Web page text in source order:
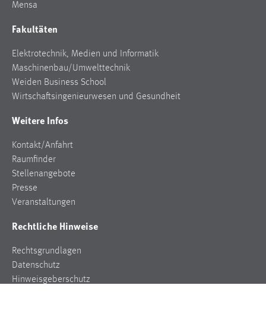
Mensa
Fakultäten
Elektrotechnik, Medien und Informatik
Maschinenbau/Umwelttechnik
Weiden Business School
Wirtschaftsingenieurwesen und Gesundheit
Weitere Infos
Kontakt/Anfahrt
Raumfinder
Stellenangebote
Presse
Veranstaltungen
Rechtliche Hinweise
Rechtsgrundlagen
Datenschutz
Hinweisgeberschutz